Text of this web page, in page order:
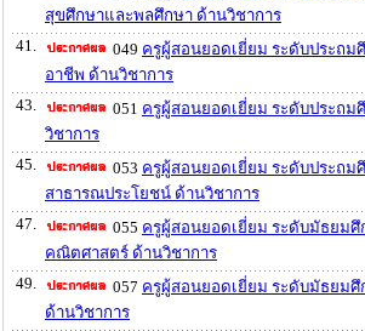
สุขศึกษาและพลศึกษา ด้านวิชาการ
41.
049 ครูผู้สอนยอดเยี่ยม ระดับประถม
อาชีพ ด้านวิชาการ
43.
051 ครูผู้สอนยอดเยี่ยม ระดับประถ
วิชาการ
45.
053 ครูผู้สอนยอดเยี่ยม ระดับประถม
สาธารณประโยชน์ ด้านวิชาการ
47.
055 ครูผู้สอนยอดเยี่ยม ระดับมัธยม
คณิตศาสตร์ ด้านวิชาการ
49.
057 ครูผู้สอนยอดเยี่ยม ระดับมัธยม
ด้านวิชาการ